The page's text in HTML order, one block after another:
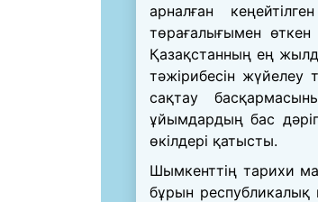
арналған
төрағалығымен
Қазақстанның ең
тәжірибесін
сақтау
ұйымдардың бас
өкілдері қатысты.
Шымкенттің тарихи
бұрын республикалық